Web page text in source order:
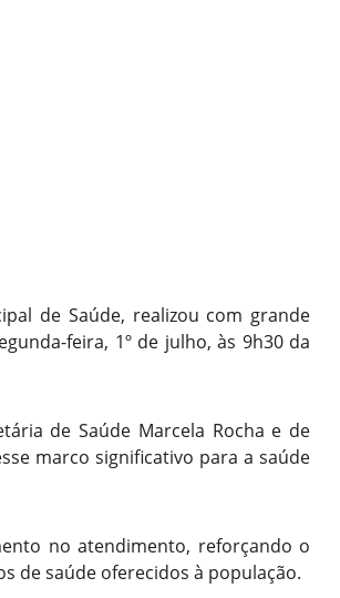
de Saúde, realizou com grande
feira, 1º de julho, às 9h30 da
de Saúde Marcela Rocha e de
marco significativo para a saúde
no atendimento, reforçando o
de saúde oferecidos à população.